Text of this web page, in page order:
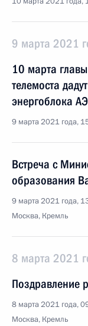
9 марта 2021
10 марта
телемоста
энергоблока
9 марта 2021 года,
Встреча с
образования
9 марта 2021 года,
Москва, Кремль
8 марта 2021
Поздравление
8 марта 2021 года,
Москва, Кремль